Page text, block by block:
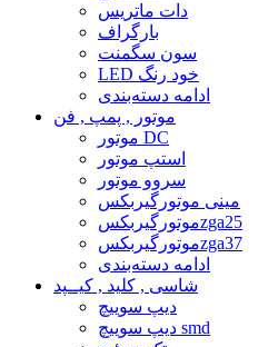
دات ماتریس
بارگراف
سون سگمنت
LED خود رنگ
ادامه دسته‌بندی
موتور , پمپ , فن
موتور DC
استپ موتور
سروو موتور
مینی موتورگیربکس
موتورگیربکسzga25
موتورگیربکسzga37
ادامه دسته‌بندی
شاسی , کلید , کیــپد
دیپ سوییچ
دیپ سوییچ smd